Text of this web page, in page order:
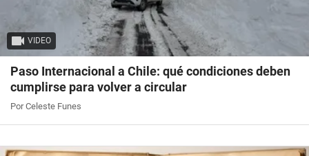
VIDEO
Paso Internacional a Chile: qué condiciones deben
cumplirse para volver a circular
Por Celeste Funes